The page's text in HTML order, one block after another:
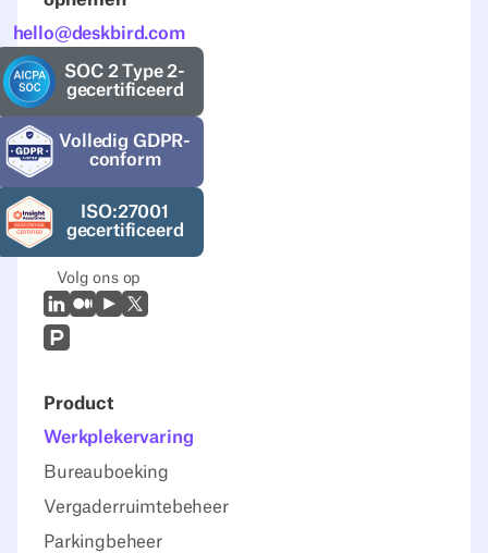
hello@deskbird.com
SOC 2 Type 2-
gecertificeerd
Volledig GDPR-
conform
ISO:27001
gecertificeerd
Volg ons op
LinkedIn
Medium
YoutubeX (Twitter)
Prodcut Hunt
Product
Werkplekervaring
Bureauboeking
Vergaderruimtebeheer
Parkingbeheer